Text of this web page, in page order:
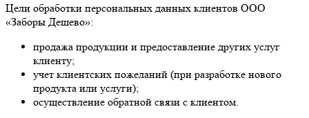
Цели обработки персональных данных клиентов ООО
«Заборы Дешево»:
продажа продукции и предоставление других услуг
клиенту;
учет клиентских пожеланий (при разработке нового
продукта или услуги);
осуществление обратной связи с клиентом.